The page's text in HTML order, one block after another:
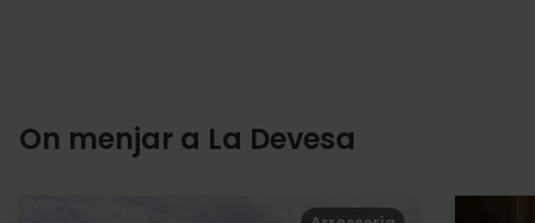
On menjar a La Devesa